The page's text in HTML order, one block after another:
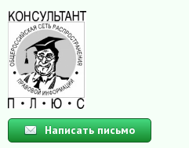
Написать письмо